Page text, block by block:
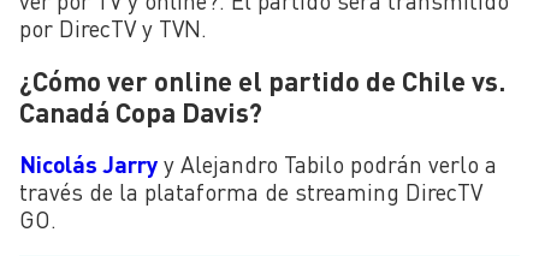
por DirecTV y TVN.
¿Cómo ver online el partido de Chile vs.
Canadá Copa Davis?
Nicolás Jarry y Alejandro Tabilo podrán verlo a
través de la plataforma de streaming DirecTV
GO.